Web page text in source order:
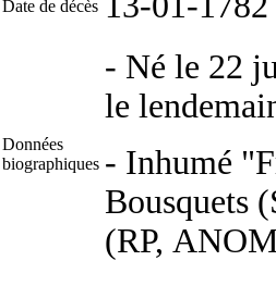
Date de décès
Données
biographiques
- Né le 22
le
- Inhumé
Bousquets
(RP,